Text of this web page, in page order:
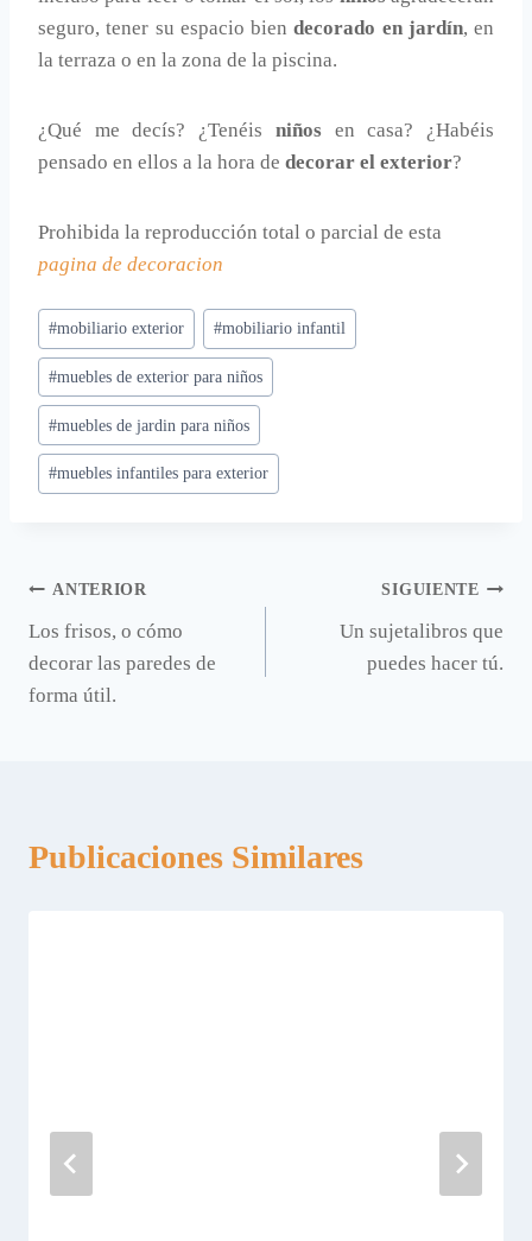
seguro, tener su espacio biendecorado en jardín, en
la terraza o en la zona de la piscina.
¿Qué me decís? ¿Tenéis niñosen casa? ¿Habéis
pensado en ellos a la hora de decorar el exterior?
Prohibida la reproducción total o parcial de esta
pagina de decoracion
Etiquetas
de
la
entrada:
#mobiliario exterior #mobiliario infantil
#muebles de exterior para niños
#muebles de jardin para niños
#muebles infantiles para exterior
Navegación
de
entradas
ANTERIOR
Los frisos, o cómo
decorar las paredes de
forma útil.
SIGUIENTE
Un sujetalibros que
puedes hacer tú.
Publicaciones Similares